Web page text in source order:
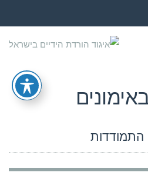
אימונים